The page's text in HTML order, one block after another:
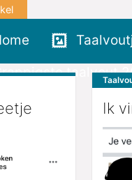
taalvout
Ik